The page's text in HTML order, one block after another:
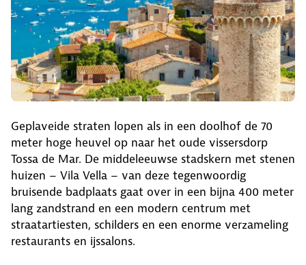
Geplaveide straten lopen als in een doolhof de 70
meter hoge heuvel op naar het oude vissersdorp
Tossa de Mar. De middeleeuwse stadskern met stenen
huizen – Vila Vella – van deze tegenwoordig
bruisende badplaats gaat over in een bijna 400 meter
lang zandstrand en een modern centrum met
straatartiesten, schilders en een enorme verzameling
restaurants en ijssalons.